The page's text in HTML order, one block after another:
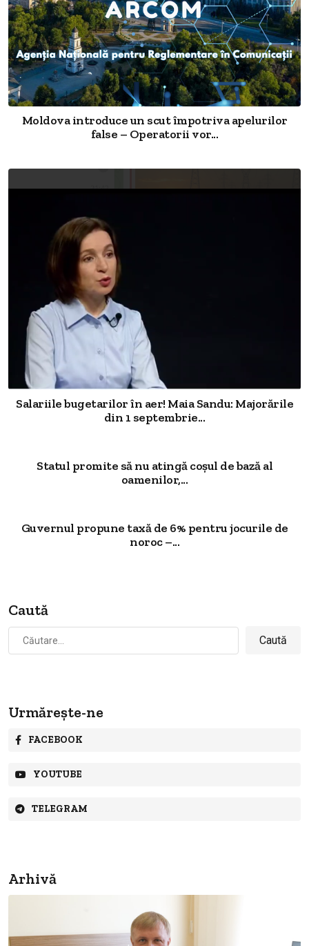
Moldova introduce un scut împotriva apelurilor
false – Operatorii vor...
Salariile bugetarilor în aer! Maia Sandu: Majorările
din 1 septembrie...
Statul promite să nu atingă coșul de bază al
oamenilor,...
Guvernul propune taxă de 6% pentru jocurile de
noroc –...
Caută
Caută
după:
Urmărește-ne
FACEBOOK
YOUTUBE
TELEGRAM
Arhivă